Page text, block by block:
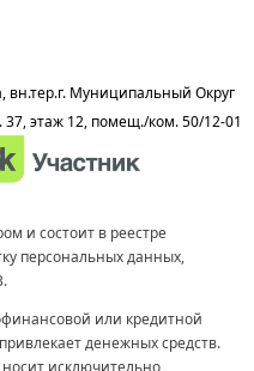
вн.тер.г. Муниципальный Округ
этаж 12, помещ./ком. 50/12-01
и состоит в реестре
персональных данных,
или кредитной
денежных средств.
исключительно